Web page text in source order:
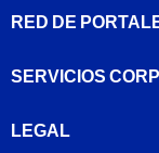
RED DE
SERVICIOS
LEGAL